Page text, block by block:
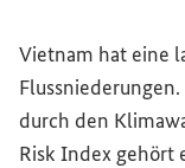
Vietnam hat eine
durch den
Risk Index gehört